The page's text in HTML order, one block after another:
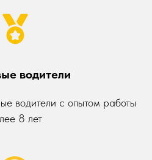
водители
водители с опытом работы
8 лет